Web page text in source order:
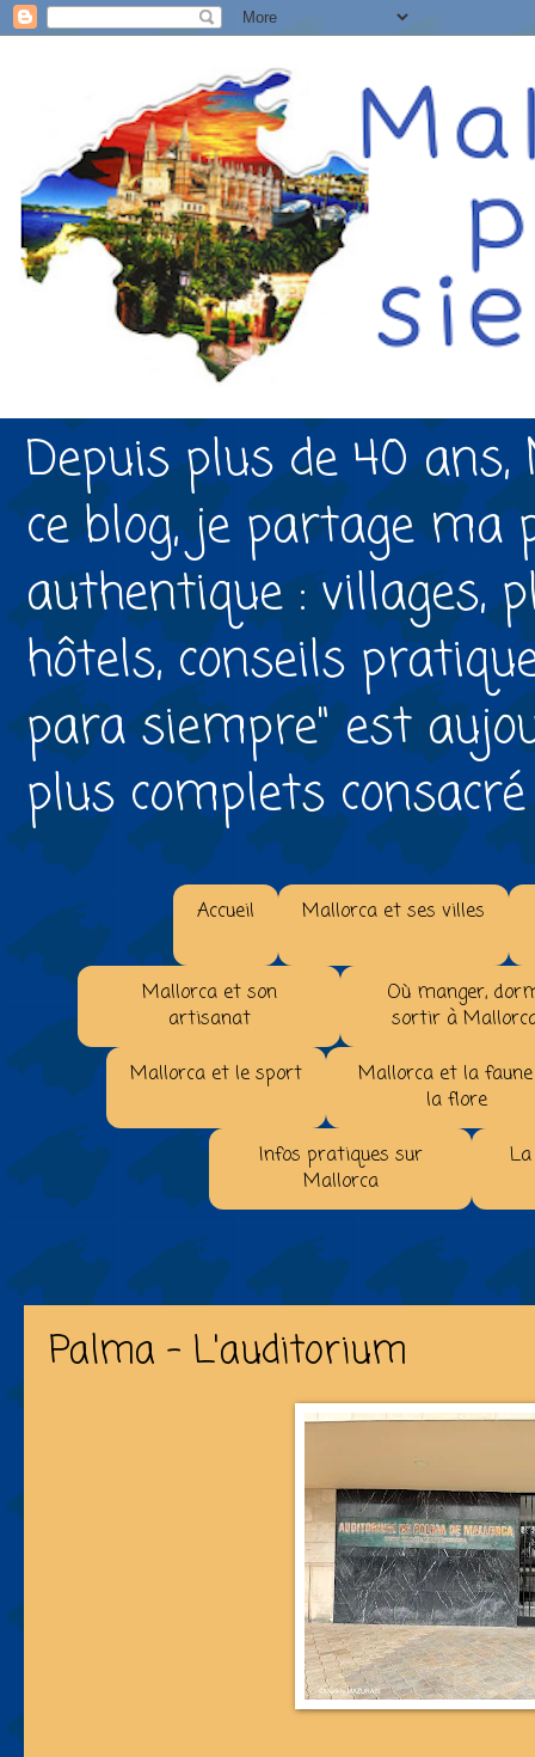
Depuis plus de 40
ce blog, je partage
authentique : villages,
hôtels, conseils
para siempre" est
plus complets consacré
Accueil Mallorca et ses villes
Mallorca et son
artisanat
Où manger,
sortir à
Mallorca et le sport
Mallorca et la
la flore
Infos pratiques sur
Mallorca
Palma - L'auditorium